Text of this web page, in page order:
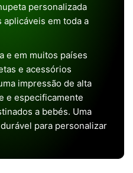
personalizada
em toda a
e em muitos países
e acessórios
impressão de alta
e especificamente
a bebés. Uma
para personalizar